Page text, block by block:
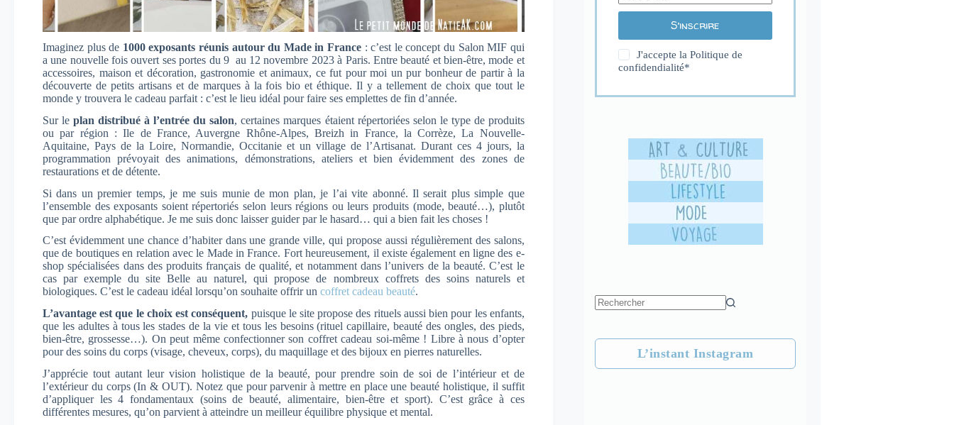
Imaginez plus de 1000 exposants réunis autour du Made in France : c’est le concept du Salon MIF qui
a une nouvelle fois ouvert ses portes du 9 au 12 novembre 2023 à Paris. Entre beauté et bien-être, mode et
accessoires, maison et décoration, gastronomie et animaux, ce fut pour moi un pur bonheur de partir à la
découverte de petits artisans et de marques à la fois bio et éthique. Il y a tellement de choix que tout le
monde y trouvera le cadeau parfait : c’est le lieu idéal pour faire ses emplettes de fin d’année.
Sur leplan distribué à l’entrée du salon, certaines marques étaient répertoriées selon le type de produits
ou par région : Ile de France, Auvergne Rhône-Alpes, Breizh in France, la Corrèze, La Nouvelle-
Aquitaine, Pays de la Loire, Normandie, Occitanie et un village de l’Artisanat. Durant ces 4 jours, la
programmation prévoyait des animations, démonstrations, ateliers et bien évidemment des zones de
restaurations et de détente.
Si dans un premier temps, je me suis munie de mon plan, je l’ai vite abonné. Il serait plus simple que
l’ensemble des exposants soient répertoriés selon leurs régions ou leurs produits (mode, beauté…), plutôt
que par ordre alphabétique. Je me suis donc laisser guider par le hasard… qui a bien fait les choses !
C’est évidemment une chance d’habiter dans une grande ville, qui propose aussi régulièrement des salons,
que de boutiques en relation avec le Made in France. Fort heureusement, il existe également en ligne des e-
shop spécialisées dans des produits français de qualité, et notamment dans l’univers de la beauté. C’est le
cas par exemple du site Belle au naturel, qui propose de nombreux coffrets des soins naturels et
biologiques. C’est le cadeau idéal lorsqu’on souhaite offrir un coffret cadeau beauté.
L’avantage est que le choix est conséquent, puisque le site propose des rituels aussi bien pour les enfants,
que les adultes à tous les stades de la vie et tous les besoins (rituel capillaire, beauté des ongles, des pieds,
bien-être, grossesse…). On peut même confectionner son coffret cadeau soi-même ! Libre à nous d’opter
pour des soins du corps (visage, cheveux, corps), du maquillage et des bijoux en pierres naturelles.
J’apprécie tout autant leur vision holistique de la beauté, pour prendre soin de soi de l’intérieur et de
l’extérieur du corps (In & OUT). Notez que pour parvenir à mettre en place une beauté holistique, il suffit
d’appliquer les 4 fondamentaux (soins de beauté, alimentaire, bien-être et sport). C’est grâce à ces
différentes mesures, qu’on parvient à atteindre un meilleur équilibre physique et mental.
S’inscrire
J'accepte la Politique de
confidendialité*
L’instant Instagram